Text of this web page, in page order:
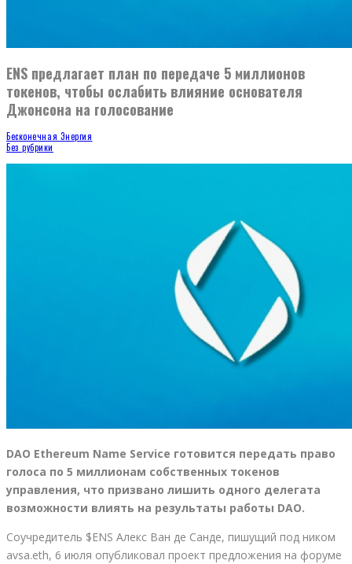
ENS предлагает план по передаче 5 миллионов
токенов, чтобы ослабить влияние основателя
Джонсона на голосование
Бесконечная Энергия
Без рубрики
DAO Ethereum Name Service готовится передать право
голоса по 5 миллионам собственных токенов
управления, что призвано лишить одного делегата
возможности влиять на результаты работы DAO.
Соучредитель $ENS Алекс Ван де Санде, пишущий под ником
avsa.eth, 6 июля опубликовал проект предложения на форуме